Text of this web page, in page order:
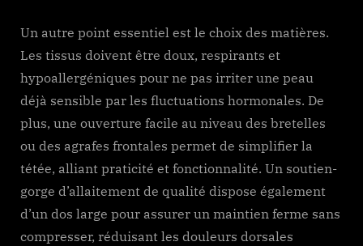
Un autre point essentiel est le choix des matières.
Les tissus doivent être doux, respirants et
hypoallergéniques pour ne pas irriter une peau
déjà sensible par les fluctuations hormonales. De
plus, une ouverture facile au niveau des bretelles
ou des agrafes frontales permet de simplifier la
tétée, alliant praticité et fonctionnalité. Un soutien-
gorge d’allaitement de qualité dispose également
d’un dos large pour assurer un maintien ferme sans
compresser, réduisant les douleurs dorsales